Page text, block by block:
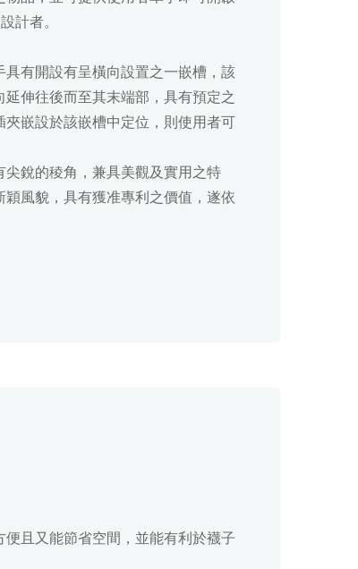
計者。
有開設有呈橫向設置之一嵌槽，該
伸往後而至其末端部，具有預定之
嵌設於該嵌槽中定位，則使用者可
銳的稜角，兼具美觀及實用之特
風貌，具有獲准專利之價值，遂依
且又能節省空間，並能有利於襪子